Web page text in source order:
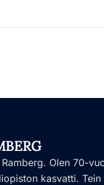
Olen 70-
kasvatti.